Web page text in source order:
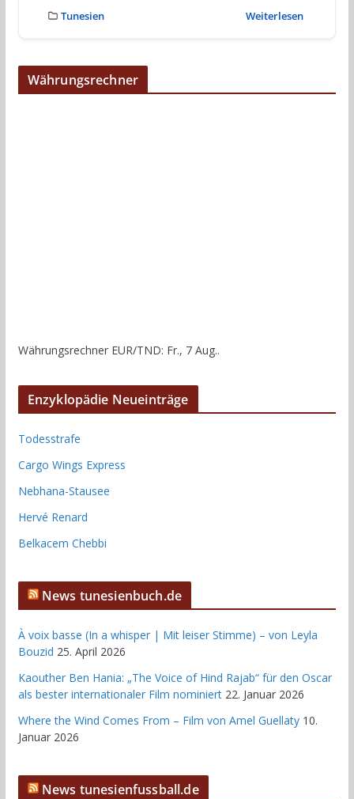
Tunesien Weiterlesen
Währungsrechner
Währungsrechner EUR/TND: Fr., 7 Aug..
Enzyklopädie Neueinträge
Todesstrafe
Cargo Wings Express
Nebhana-Stausee
Hervé Renard
Belkacem Chebbi
News tunesienbuch.de
À voix basse (In a whisper | Mit leiser Stimme) – von Leyla
Bouzid 25. April 2026
Kaouther Ben Hania: „The Voice of Hind Rajab“ für den Oscar
als bester internationaler Film nominiert 22. Januar 2026
Where the Wind Comes From – Film von Amel Guellaty 10.
Januar 2026
News tunesienfussball.de